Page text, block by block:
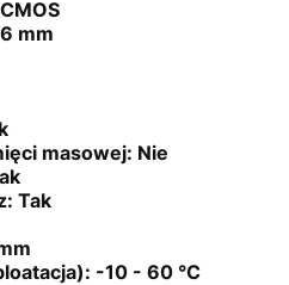
CMOS
mm
masowej: Nie
Tak
-10 - 60 °C